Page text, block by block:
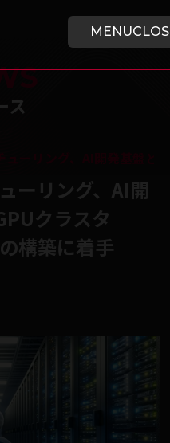
MENU
ューリング、AI開発基盤
ス
ーリング、AI開
クラスタ
構築に着手